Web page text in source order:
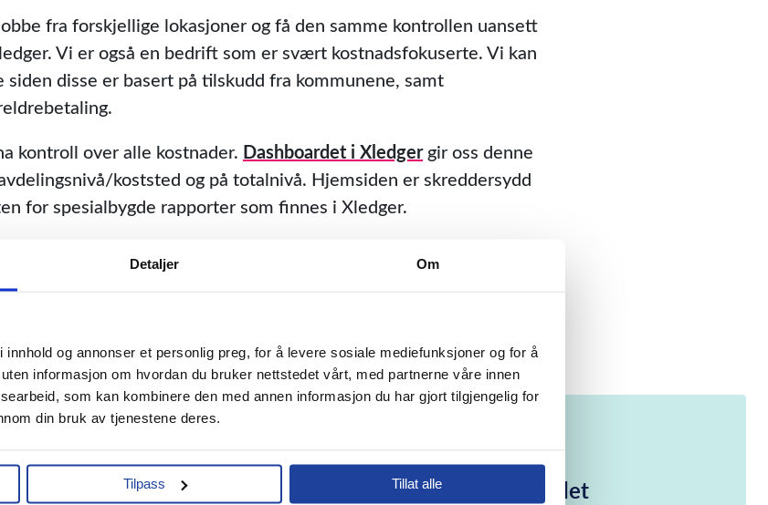
Detaljer Om
og annonser et personlig preg, for å levere sosiale mediefunksjoner og for å
informasjon om hvordan du bruker nettstedet vårt, med partnerne våre innen
som kan kombinere den med annen informasjon du har gjort tilgjengelig for
din bruk av tjenestene deres.
Tilpass Tillat alle
fra forskjellige lokasjoner og få den samme kontrollen uansett
Vi er også en bedrift som er svært kostnadsfokuserte. Vi kan
disse er basert på tilskudd fra kommunene, samt
kontroll over alle kostnader. Dashboardet i Xledgergir oss denne
koststed og på totalnivå. Hjemsiden er skreddersydd
for spesialbygde rapporter som finnes i Xledger.
Dersom vi trenger å endre på noe informasjon gjør vi dette.
Konsern og flerfirma i Xledger Læringsverkstedet